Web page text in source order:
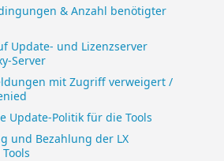
& Anzahl benötigter
Update- und Lizenzserver
Server
mit Zugriff verweigert /
Update-Politik für die Tools
und Bezahlung der LX